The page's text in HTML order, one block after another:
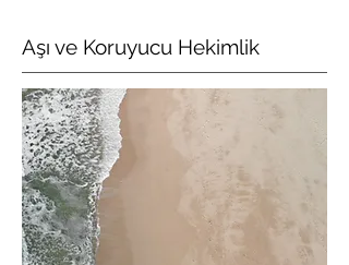
Aşı ve Koruyucu Hekimlik